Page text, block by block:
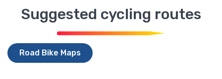
Suggested cycling routes
Road Bike Maps